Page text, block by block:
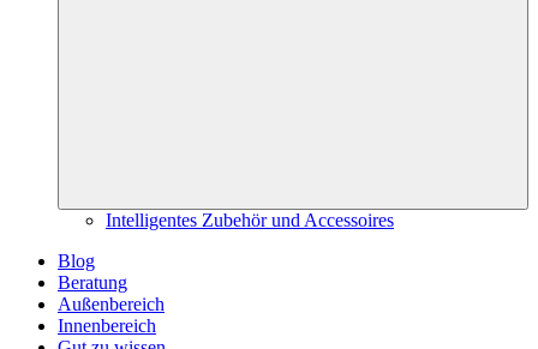
Intelligentes Zubehör und Accessoires
Blog
Beratung
Außenbereich
Innenbereich